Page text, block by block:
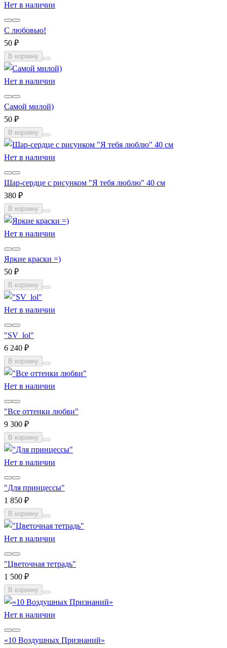
Нет в наличии
С любовью!
50 ₽
В корзину
Нет в наличии
Самой милой)
50 ₽
В корзину
Нет в наличии
Шар-сердце с рисунком "Я тебя люблю" 40 см
380 ₽
В корзину
Нет в наличии
Яркие краски =)
50 ₽
В корзину
Нет в наличии
"SV_lol"
6 240 ₽
В корзину
Нет в наличии
"Все оттенки любви"
9 300 ₽
В корзину
Нет в наличии
"Для принцессы"
1 850 ₽
В корзину
Нет в наличии
"Цветочная тетрадь"
1 500 ₽
В корзину
Нет в наличии
«10 Воздушных Признаний»